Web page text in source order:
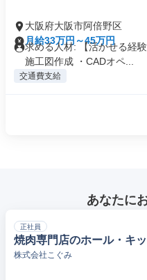
大阪府大阪市阿倍野区
月給33万円～45万円
求める人材: 【活かせる経
施工図作成 ・CADオペ...
交通費支給
あなたに
正社員
焼肉専門店のホール・キ
株式会社こぐみ